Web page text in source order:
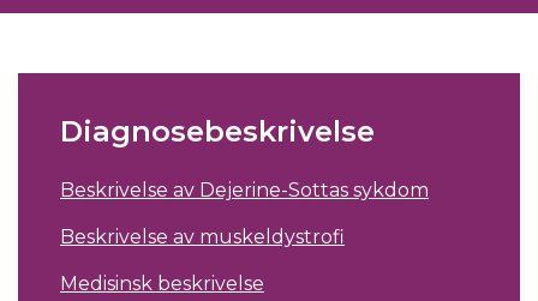
Diagnosebeskrivelse
Beskrivelse av Dejerine-Sottas sykdom
Beskrivelse av muskeldystrofi
Medisinsk beskrivelse